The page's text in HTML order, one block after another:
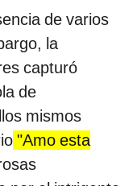
de varios
la
capturó
de
mismos
"Amo esta